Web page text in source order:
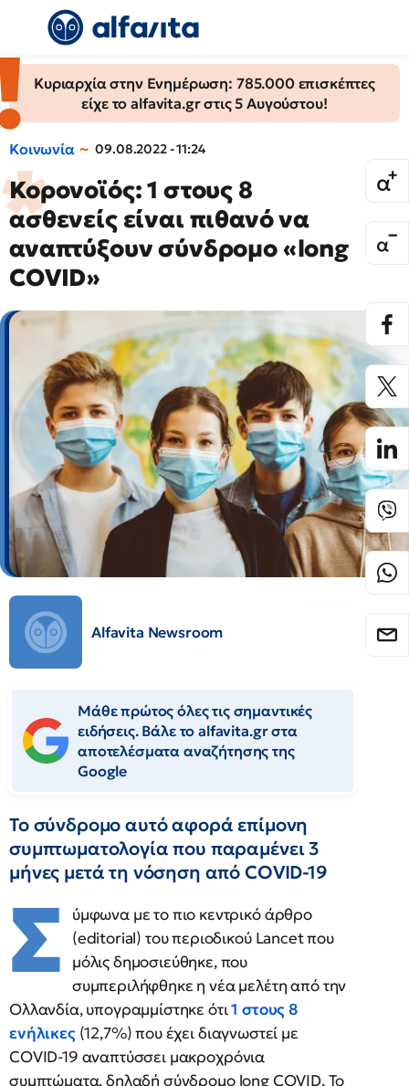
Κυριαρχία στην Ενημέρωση: 785.000 επισκέπτες
είχε το alfavita.gr στις 5 Αυγούστου!
Κοινωνία 09.08.2022 - 11:24
Κορονοϊός: 1 στους 8
ασθενείς είναι πιθανό να
αναπτύξουν σύνδρομο «long
COVID»
Alfavita Newsroom
Μάθε πρώτος όλες τις σημαντικές
ειδήσεις. Βάλε το alfavita.gr στα
αποτελέσματα αναζήτησης της
Google
Το σύνδρομο αυτό αφορά επίμονη
συμπτωματολογία που παραμένει 3
μήνες μετά τη νόσηση από COVID-19
Σ
ύμφωνα με το πιο κεντρικό άρθρο
(editorial) του περιοδικού Lancet που
μόλις δημοσιεύθηκε, που
συμπεριλήφθηκε η νέα μελέτη από την
Ολλανδία, υπογραμμίστηκε ότι1 στους 8
ενήλικες(12,7%) που έχει διαγνωστεί με
COVID-19 αναπτύσσει μακροχρόνια
συμπτώματα, δηλαδή σύνδρομο long COVID. Το